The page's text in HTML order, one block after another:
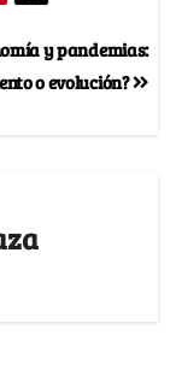
y pandemias:
o evolución?